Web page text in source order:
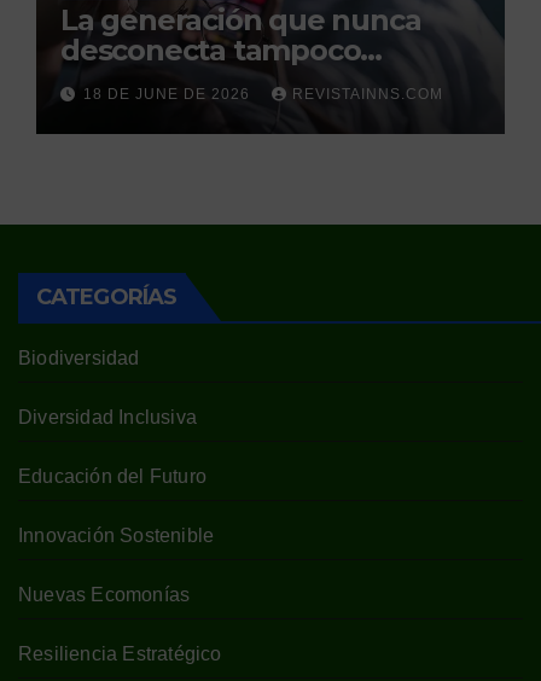
La generación que nunca
desconecta tampoco
duerme
18 DE JUNE DE 2026 REVISTAINNS.COM
CATEGORÍAS
Biodiversidad
Diversidad Inclusiva
Educación del Futuro
Innovación Sostenible
Nuevas Ecomonías
Resiliencia Estratégico